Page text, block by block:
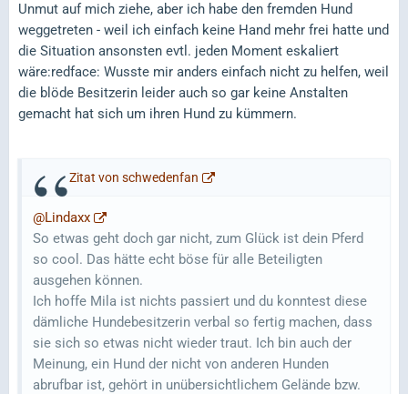
Unmut auf mich ziehe, aber ich habe den fremden Hund
weggetreten - weil ich einfach keine Hand mehr frei hatte und
die Situation ansonsten evtl. jeden Moment eskaliert
wäre:redface: Wusste mir anders einfach nicht zu helfen, weil
die blöde Besitzerin leider auch so gar keine Anstalten
gemacht hat sich um ihren Hund zu kümmern.
Zitat von schwedenfan
@Lindaxx
So etwas geht doch gar nicht, zum Glück ist dein Pferd
so cool. Das hätte echt böse für alle Beteiligten
ausgehen können.
Ich hoffe Mila ist nichts passiert und du konntest diese
dämliche Hundebesitzerin verbal so fertig machen, dass
sie sich so etwas nicht wieder traut. Ich bin auch der
Meinung, ein Hund der nicht von anderen Hunden
abrufbar ist, gehört in unübersichtlichem Gelände bzw.